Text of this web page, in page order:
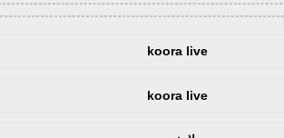
koora live
koora live